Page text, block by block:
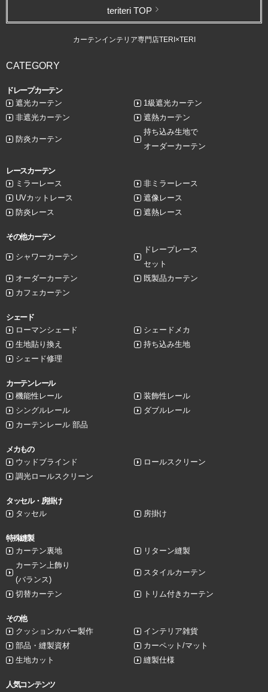
teriteri TOP
カーテンインテリア専門店TERI×TERI
CATEGORY
ドレープカーテン
遮光カーテン
1級遮光カーテン
非遮光カーテン
遮熱カーテン
防炎カーテン
持ち込み生地で
オーダーカーテン
レースカーテン
ミラーレース
非ミラーレース
UVカットレース
遮像レース
防炎レース
遮熱レース
その他カーテン
シャワーカーテン
ドレープレース
セット
オーダーカーテン
既製品カーテン
カフェカーテン
シェード
ローマンシェード
シェードメカ
生地貼り換え
持ち込み生地
シェード修理
カーテンレール
機能性レール
装飾性レール
シングルレール
ダブルレール
カーテンレール 部品
メカもの
ウッドブラインド
ロールスクリーン
調光ロールスクリーン
タッセル・房掛け
タッセル
房掛け
特殊縫製
カーテン裏地
リターン縫製
カーテン上飾り
(バランス)
スタイルカーテン
切替カーテン トリム付きカーテン
その他
クッションカバー製作
インテリア雑貨
部品・縫製資材
カーペット/マット
生地カット
縫製仕様
人気コンテンツ